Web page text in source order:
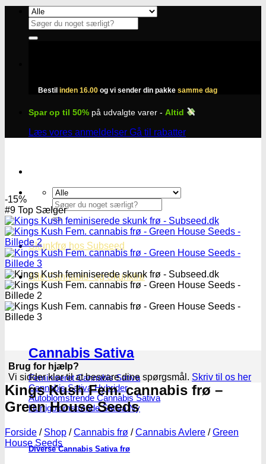
Fortsæt
indhold
Søg
efter:
Bestil inden 16.00 og vi sender din pakke samme dag
Spar op til 50% på udvalgte varer - Altid
Læs vores anmeldelser Gå til rabatter
Søg
efter:
Skunkfrø hos Subseed
Alle Cannabis -og Skunkfrø
Cannabis Sativa
Feminiseret Cannabis Sativa
Cannabis Sativa Hybrider
Autoblomstrende Cannabis Sativa
Hurtigblomstrende Sativa
Diverse Cannabis Sativa frø
-15%
#9 Top Sælger
Brug for hjælp?
Vi sidder klar til at besvare dine spørgsmål. Skriv til os her
Kings Kush Fem. cannabis frø –
Green House Seeds
Forside / Shop / Cannabis frø / Cannabis Avlere / Green
House Seeds